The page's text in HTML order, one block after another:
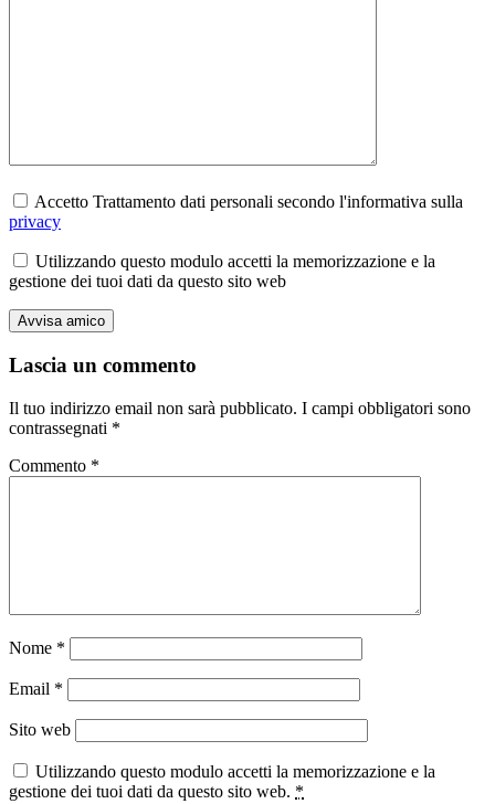
Accetto Trattamento dati personali secondo l'informativa sulla
privacy
Utilizzando questo modulo accetti la memorizzazione e la
gestione dei tuoi dati da questo sito web
Lascia un commento
Il tuo indirizzo email non sarà pubblicato. I campi obbligatori sono
contrassegnati *
Commento *
Nome *
Email *
Sito web
Utilizzando questo modulo accetti la memorizzazione e la
gestione dei tuoi dati da questo sito web. *